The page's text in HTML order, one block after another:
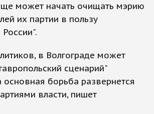
может начать очищать мэрию
их партии в пользу
в Волгограде может
сценарий"
борьба развернется
власти, пишет